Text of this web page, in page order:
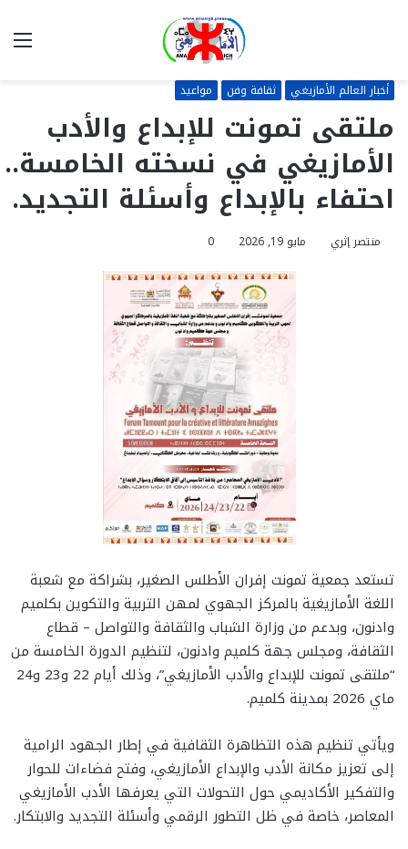
أخبار العالم الأمازيغي ثقافة وفن مواعيد
ملتقى تمونت للإبداع والأدب
الأمازيغي في نسخته الخامسة..
احتفاء بالإبداع وأسئلة التجديد.
منتصر إثري مايو 19, 2026 0
تستعد جمعية تمونت إفران الأطلس الصغير، بشراكة مع شعبة
اللغة الأمازيغية بالمركز الجهوي لمهن التربية والتكوين بكلميم
وادنون، وبدعم من وزارة الشباب والثقافة والتواصل – قطاع
الثقافة، ومجلس جهة كلميم وادنون، لتنظيم الدورة الخامسة من
“ملتقى تمونت للإبداع والأدب الأمازيغي”، وذلك أيام 22 و23 و24
ماي 2026 بمدينة كلميم.
ويأتي تنظيم هذه التظاهرة الثقافية في إطار الجهود الرامية
إلى تعزيز مكانة الأدب والإبداع الأمازيغي، وفتح فضاءات للحوار
والتفكير الأكاديمي حول التحولات التي يعرفها الأدب الأمازيغي
المعاصر، خاصة في ظل التطور الرقمي وأسئلة التجديد والابتكار.